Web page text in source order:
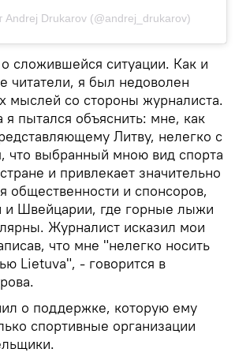
Andrej Drukarov (@andrej_drukarov)
сложившейся ситуации. Как и
читатели, я был недоволен
мыслей со стороны журналиста.
я пытался объяснить: мне, как
Литву, нелегко с
что выбранный мною вид спорта
и привлекает значительно
общественности и спонсоров,
и Швейцарии, где горные лыжи
Журналист исказил мои
что мне "нелегко носить
Lietuva", - говорится в
о поддержке, которую ему
спортивные организации